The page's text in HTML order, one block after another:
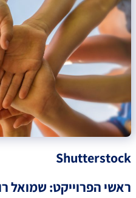
Shutterstock
ראשי הפרוייקט: שמואל